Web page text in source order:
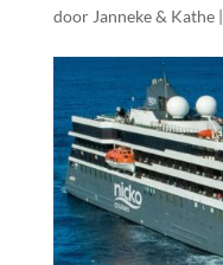
door Janneke & Kathe|